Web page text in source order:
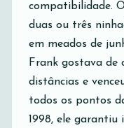
compatibilidade.
duas ou três
em meados de
Frank gostava de
distâncias e
todos os pontos
1998, ele garantiu